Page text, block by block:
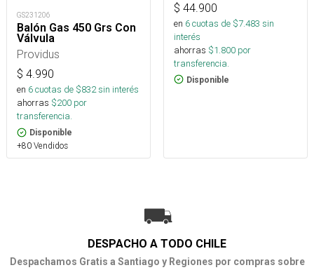
GS231206
Balón Gas 450 Grs Con
Válvula
Providus
$ 4.990
en 6cuotas de $832sin interés
ahorras $200 por
transferencia.
Disponible
+80 Vendidos
$ 44.900
en 6cuotas de $7.483 sin
interés
ahorras $1.800 por
transferencia.
Disponible
DESPACHO A TODO CHILE
Despachamos Gratis a Santiago y Regiones por compras sobre